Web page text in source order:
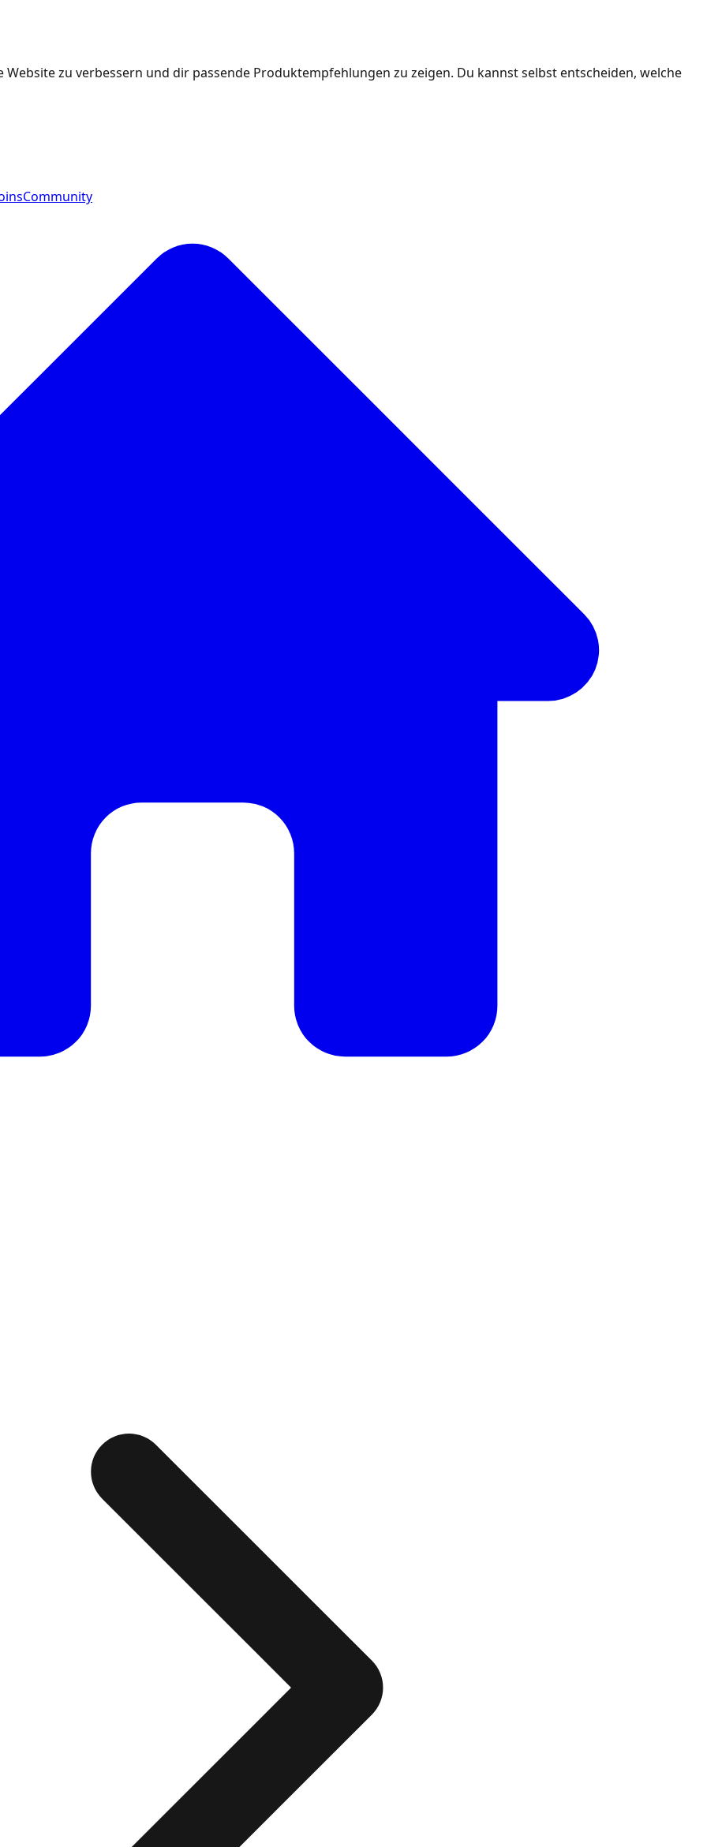
zu verbessern und dir passende Produktempfehlungen zu zeigen. Du kannst selbst entscheiden, welche
Community